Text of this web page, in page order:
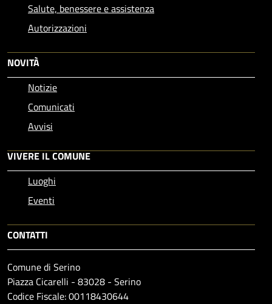
Salute, benessere e assistenza
Autorizzazioni
NOVITÀ
Notizie
Comunicati
Avvisi
VIVERE IL COMUNE
Luoghi
Eventi
CONTATTI
Comune di Serino
Piazza Cicarelli - 83028 - Serino
Codice Fiscale: 00118430644